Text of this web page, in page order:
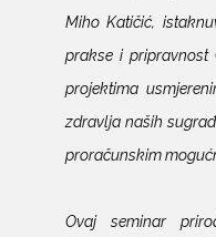
Miho Katičić,
prakse i
projektima
zdravlja naših
proračunskim
Ovaj seminar